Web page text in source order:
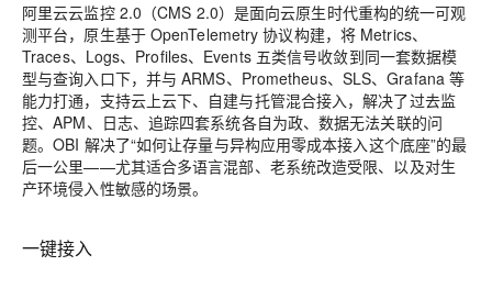
阿里云云监控 2.0（CMS 2.0）是面向云原生时代重构的统一可观
测平台，原生基于 OpenTelemetry 协议构建，将 Metrics、
Traces、Logs、Profiles、Events 五类信号收敛到同一套数据模
型与查询入口下，并与 ARMS、Prometheus、SLS、Grafana 等
能力打通，支持云上云下、自建与托管混合接入，解决了过去监
控、APM、日志、追踪四套系统各自为政、数据无法关联的问
题。OBI 解决了“如何让存量与异构应用零成本接入这个底座”的最
后一公里——尤其适合多语言混部、老系统改造受限、以及对生
产环境侵入性敏感的场景。
一键接入